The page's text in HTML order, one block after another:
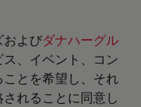
およびダナハーグル
、イベント、コン
とを希望し、それ
れることに同意し